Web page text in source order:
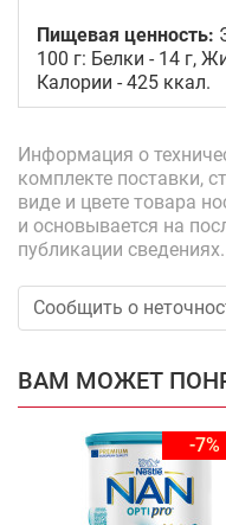
Пищевая ценность:
100 г: Белки - 14 г,
Калории - 425 ккал.
Информация о
комплекте поставки,
виде и цвете товара
и основывается на
публикации сведениях.
Сообщить о
ВАМ МОЖЕТ
-7%